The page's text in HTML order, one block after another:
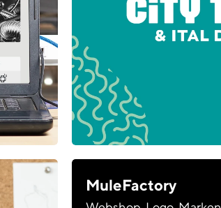
MuleFactory